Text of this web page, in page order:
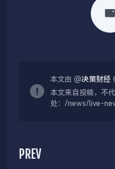
本文由 @决策财经
本文来自投稿，不
处：/news/live-
PREV